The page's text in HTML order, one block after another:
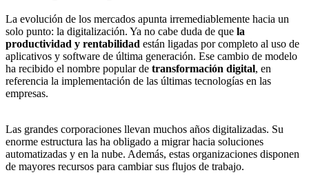
La evolución de los mercados apunta irremediablemente hacia un
solo punto: la digitalización. Ya no cabe duda de que la
productividad y rentabilidad están ligadas por completo al uso de
aplicativos y software de última generación. Ese cambio de modelo
ha recibido el nombre popular de transformación digital, en
referencia la implementación de las últimas tecnologías en las
empresas.
Las grandes corporaciones llevan muchos años digitalizadas. Su
enorme estructura las ha obligado a migrar hacia soluciones
automatizadas y en la nube. Además, estas organizaciones disponen
de mayores recursos para cambiar sus flujos de trabajo.